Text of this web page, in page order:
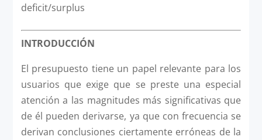
deficit/surplus
INTRODUCCIÓN
El presupuesto tiene un papel relevante para los
usuarios que exige que se preste una especial
atención a las magnitudes más significativas que
de él pueden derivarse, ya que con frecuencia se
derivan conclusiones ciertamente erróneas de la